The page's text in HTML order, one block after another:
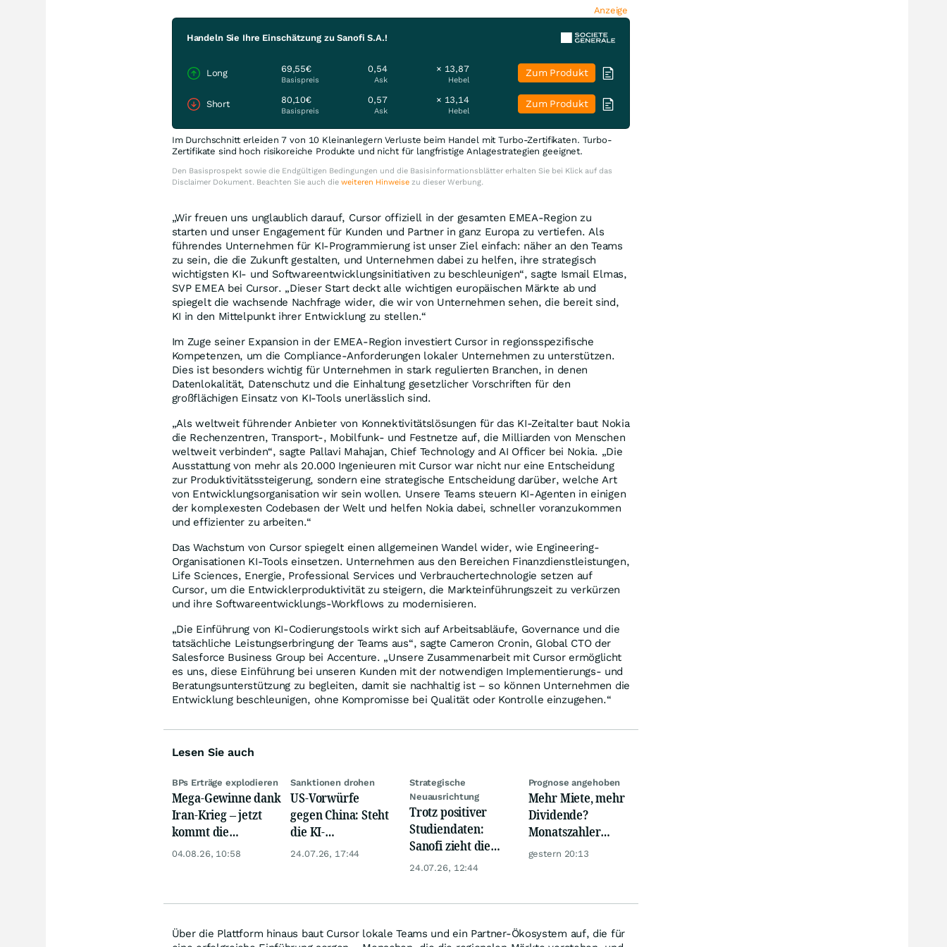
Anzeige
Handeln Sie Ihre Einschätzung zu Sanofi S.A.!
Long 69,55€
Basispreis
0,54
Ask
× 13,87
Hebel
Zum Produkt
Short 80,10€
Basispreis
0,57
Ask
× 13,14
Hebel
Zum Produkt
Im Durchschnitt erleiden 7 von 10 Kleinanlegern Verluste beim Handel mit Turbo-Zertifikaten. Turbo-
Zertifikate sind hoch risikoreiche Produkte und nicht für langfristige Anlagestrategien geeignet.
Den Basisprospekt sowie die Endgültigen Bedingungen und die Basisinformationsblätter erhalten Sie bei Klick auf das
Disclaimer Dokument. Beachten Sie auch die weiteren Hinweisezu dieser Werbung.
„Wir freuen uns unglaublich darauf, Cursor offiziell in der gesamten EMEA-Region zu
starten und unser Engagement für Kunden und Partner in ganz Europa zu vertiefen. Als
führendes Unternehmen für KI-Programmierung ist unser Ziel einfach: näher an den Teams
zu sein, die die Zukunft gestalten, und Unternehmen dabei zu helfen, ihre strategisch
wichtigsten KI- und Softwareentwicklungsinitiativen zu beschleunigen“, sagte Ismail Elmas,
SVP EMEA bei Cursor. „Dieser Start deckt alle wichtigen europäischen Märkte ab und
spiegelt die wachsende Nachfrage wider, die wir von Unternehmen sehen, die bereit sind,
KI in den Mittelpunkt ihrer Entwicklung zu stellen.“
Im Zuge seiner Expansion in der EMEA-Region investiert Cursor in regionsspezifische
Kompetenzen, um die Compliance-Anforderungen lokaler Unternehmen zu unterstützen.
Dies ist besonders wichtig für Unternehmen in stark regulierten Branchen, in denen
Datenlokalität, Datenschutz und die Einhaltung gesetzlicher Vorschriften für den
großflächigen Einsatz von KI-Tools unerlässlich sind.
„Als weltweit führender Anbieter von Konnektivitätslösungen für das KI-Zeitalter baut Nokia
die Rechenzentren, Transport-, Mobilfunk- und Festnetze auf, die Milliarden von Menschen
weltweit verbinden“, sagte Pallavi Mahajan, Chief Technology and AI Officer bei Nokia. „Die
Ausstattung von mehr als 20.000 Ingenieuren mit Cursor war nicht nur eine Entscheidung
zur Produktivitätssteigerung, sondern eine strategische Entscheidung darüber, welche Art
von Entwicklungsorganisation wir sein wollen. Unsere Teams steuern KI-Agenten in einigen
der komplexesten Codebasen der Welt und helfen Nokia dabei, schneller voranzukommen
und effizienter zu arbeiten.“
Das Wachstum von Cursor spiegelt einen allgemeinen Wandel wider, wie Engineering-
Organisationen KI-Tools einsetzen. Unternehmen aus den Bereichen Finanzdienstleistungen,
Life Sciences, Energie, Professional Services und Verbrauchertechnologie setzen auf
Cursor, um die Entwicklerproduktivität zu steigern, die Markteinführungszeit zu verkürzen
und ihre Softwareentwicklungs-Workflows zu modernisieren.
„Die Einführung von KI-Codierungstools wirkt sich auf Arbeitsabläufe, Governance und die
tatsächliche Leistungserbringung der Teams aus“, sagte Cameron Cronin, Global CTO der
Salesforce Business Group bei Accenture. „Unsere Zusammenarbeit mit Cursor ermöglicht
es uns, diese Einführung bei unseren Kunden mit der notwendigen Implementierungs- und
Beratungsunterstützung zu begleiten, damit sie nachhaltig ist – so können Unternehmen die
Entwicklung beschleunigen, ohne Kompromisse bei Qualität oder Kontrolle einzugehen.“
Lesen Sie auch
BPs Erträge explodieren
Mega-Gewinne dank
Iran-Krieg – jetzt
kommt die
Dividendenerhöhung!
04.08.26, 10:58
Sanktionen drohen
US-Vorwürfe
gegen China: Steht
die KI-
Zusammenarbeit
24.07.26, 17:44
Strategische
Neuausrichtung
Trotz positiver
Studiendaten:
Sanofi zieht die
Reißleine
24.07.26, 12:44
Prognose angehoben
Mehr Miete, mehr
Dividende?
Monatszahler
Realty Income
gestern 20:13
Über die Plattform hinaus baut Cursor lokale Teams und ein Partner-Ökosystem auf, die für